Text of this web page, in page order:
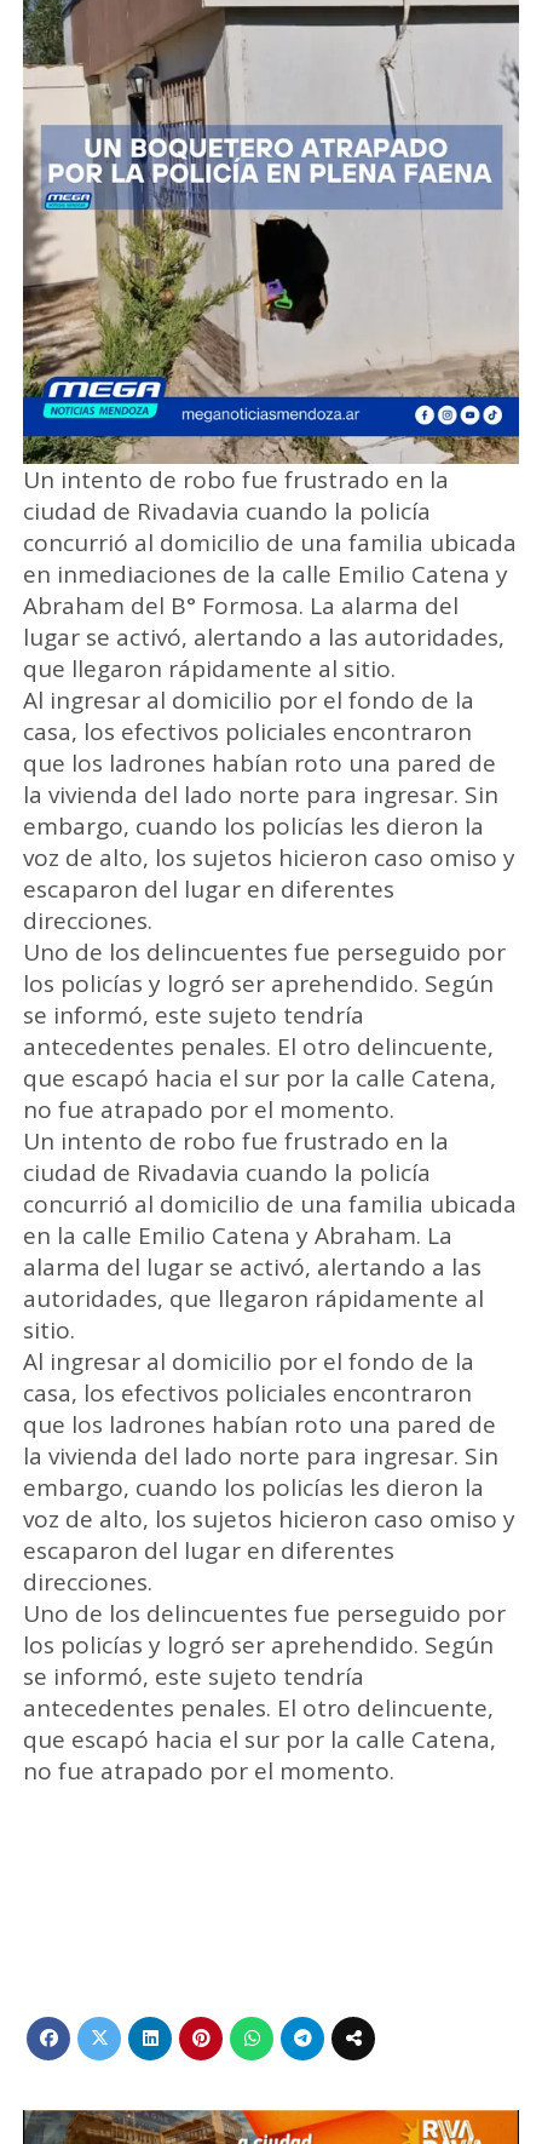
Un intento de robo fue frustrado en la
ciudad de Rivadavia cuando la policía
concurrió al domicilio de una familia ubicada
en inmediaciones de la calle Emilio Catena y
Abraham del B° Formosa. La alarma del
lugar se activó, alertando a las autoridades,
que llegaron rápidamente al sitio.
Al ingresar al domicilio por el fondo de la
casa, los efectivos policiales encontraron
que los ladrones habían roto una pared de
la vivienda del lado norte para ingresar. Sin
embargo, cuando los policías les dieron la
voz de alto, los sujetos hicieron caso omiso y
escaparon del lugar en diferentes
direcciones.
Uno de los delincuentes fue perseguido por
los policías y logró ser aprehendido. Según
se informó, este sujeto tendría
antecedentes penales. El otro delincuente,
que escapó hacia el sur por la calle Catena,
no fue atrapado por el momento.
Un intento de robo fue frustrado en la
ciudad de Rivadavia cuando la policía
concurrió al domicilio de una familia ubicada
en la calle Emilio Catena y Abraham. La
alarma del lugar se activó, alertando a las
autoridades, que llegaron rápidamente al
sitio.
Al ingresar al domicilio por el fondo de la
casa, los efectivos policiales encontraron
que los ladrones habían roto una pared de
la vivienda del lado norte para ingresar. Sin
embargo, cuando los policías les dieron la
voz de alto, los sujetos hicieron caso omiso y
escaparon del lugar en diferentes
direcciones.
Uno de los delincuentes fue perseguido por
los policías y logró ser aprehendido. Según
se informó, este sujeto tendría
antecedentes penales. El otro delincuente,
que escapó hacia el sur por la calle Catena,
no fue atrapado por el momento.